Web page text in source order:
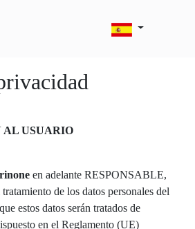
AL USUARIO
en adelante RESPONSABLE,
de los datos personales del
estos datos serán tratados de
en el Reglamento (UE)